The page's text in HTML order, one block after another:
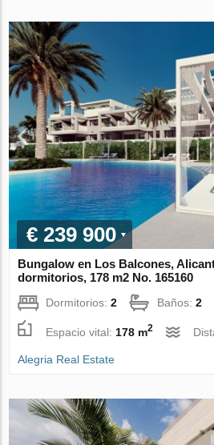
€ 239 900
Bungalow en Los Balcones,
dormitorios, 178 m2 No. 165160
Dormitorios:2 Baños:2
Espacio vital: 178 m2
Alegria Real Estate